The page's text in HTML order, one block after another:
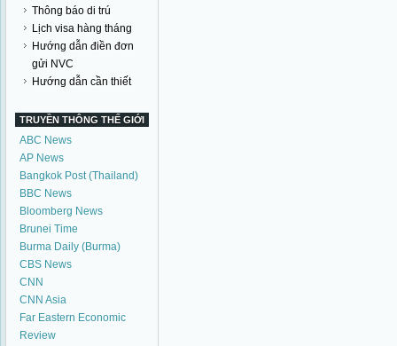
Thông báo di trú
Lịch visa hàng tháng
Hướng dẫn điền đơn
gửi NVC
Hướng dẫn cần thiết
TRUYỀN THÔNG THẾ GIỚI
ABC News
AP News
Bangkok Post (Thailand)
BBC News
Bloomberg News
Brunei Time
Burma Daily (Burma)
CBS News
CNN
CNN Asia
Far Eastern Economic
Review